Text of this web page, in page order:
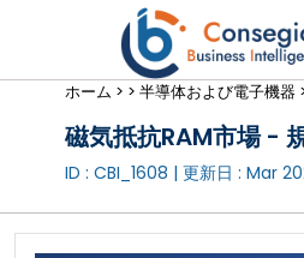
ホーム > > 半導体および電子機器
磁気抵抗RAM市場 -
ID : CBI_1608 | 更新日 : Mar